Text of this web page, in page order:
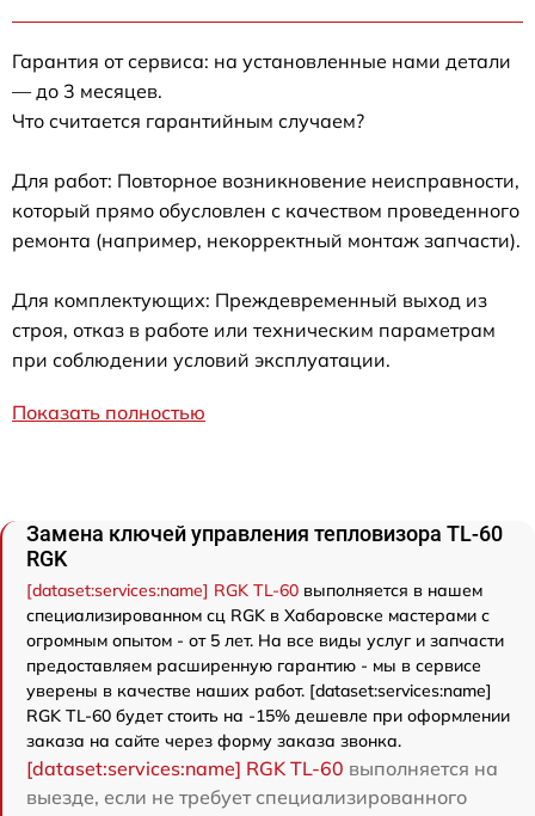
Гарантия от сервиса: на установленные нами детали
— до 3 месяцев.
Что считается гарантийным случаем?
Для работ: Повторное возникновение неисправности,
который прямо обусловлен с качеством проведенного
ремонта (например, некорректный монтаж запчасти).
Для комплектующих: Преждевременный выход из
строя, отказ в работе или техническим параметрам
при соблюдении условий эксплуатации.
Показать полностью
Замена ключей управления тепловизора TL-60
RGK
[dataset:services:name] RGK TL-60 выполняется в нашем
специализированном сц RGK в Хабаровске мастерами с
огромным опытом - от 5 лет. На все виды услуг и запчасти
предоставляем расширенную гарантию - мы в сервисе
уверены в качестве наших работ. [dataset:services:name]
RGK TL-60 будет стоить на -15% дешевле при оформлении
заказа на сайте через форму заказа звонка.
[dataset:services:name] RGK TL-60 выполняется на
выезде, если не требует специализированного